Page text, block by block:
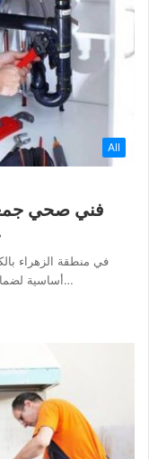
All
في منطقة الزهراء
أساسية لضمان بيئة معيشية نظيفة، صحية، ومريحة. يتمتع هؤلاء…